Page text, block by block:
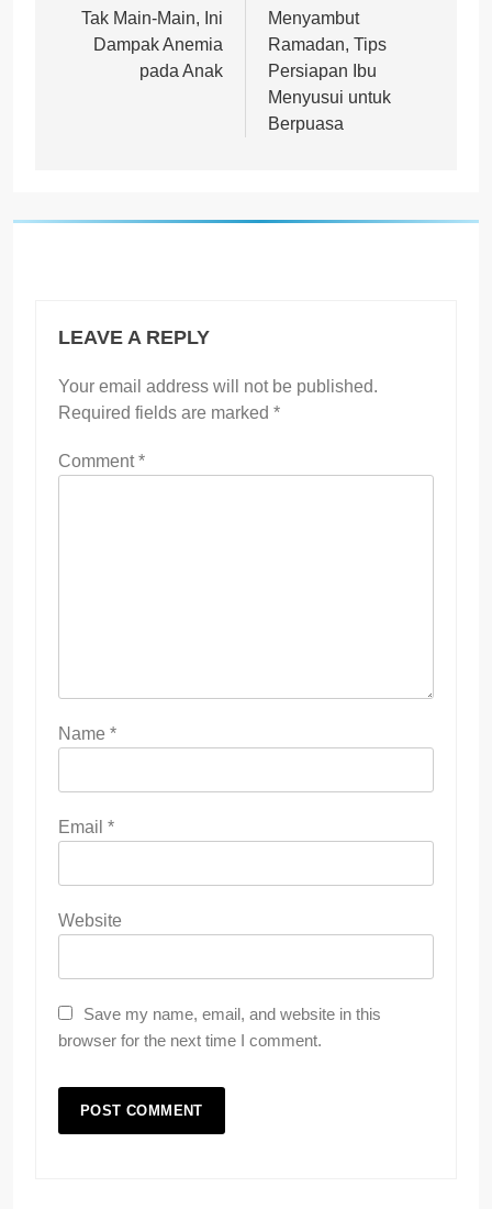
navigation
Tak Main-Main, Ini
Dampak Anemia
pada Anak
Menyambut
Ramadan, Tips
Persiapan Ibu
Menyusui untuk
Berpuasa
LEAVE A REPLY
Your email address will not be published.
Required fields are marked *
Comment*
Name *
Email *
Website
Save my name, email, and website in this
browser for the next time I comment.